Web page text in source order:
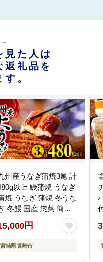
見た人は
返礼品を
す。
州産うなぎ蒲焼3尾 計
以上 鰻蒲焼 うなぎ
焼 うなぎ 蒲焼 冬うな
冬鰻 国産 惣菜 簡単
調理 レンジ 湯煎 ボイル
分け パック 冷凍 人気
おすすめ 鰻楽
円
宮崎県 宮崎市